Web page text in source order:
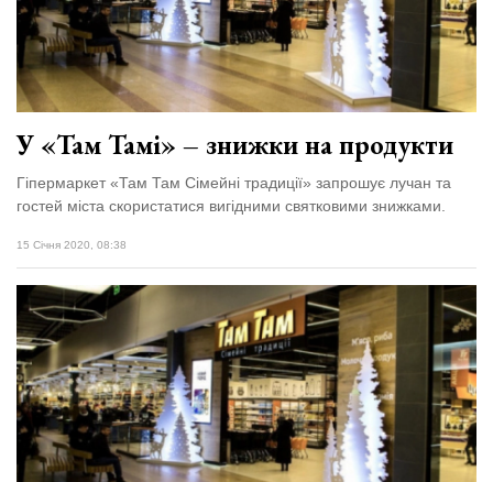
У «Там Тамі» – знижки на продукти
Гіпермаркет «Там Там Сімейні традиції» запрошує лучан та
гостей міста скористатися вигідними святковими знижками.
15 Січня 2020, 08:38